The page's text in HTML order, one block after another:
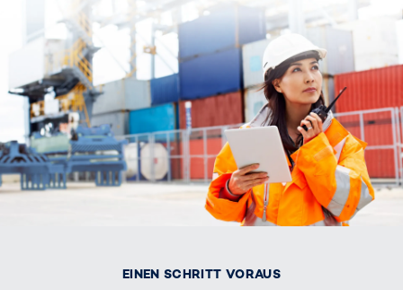
EINEN SCHRITT VORAUS